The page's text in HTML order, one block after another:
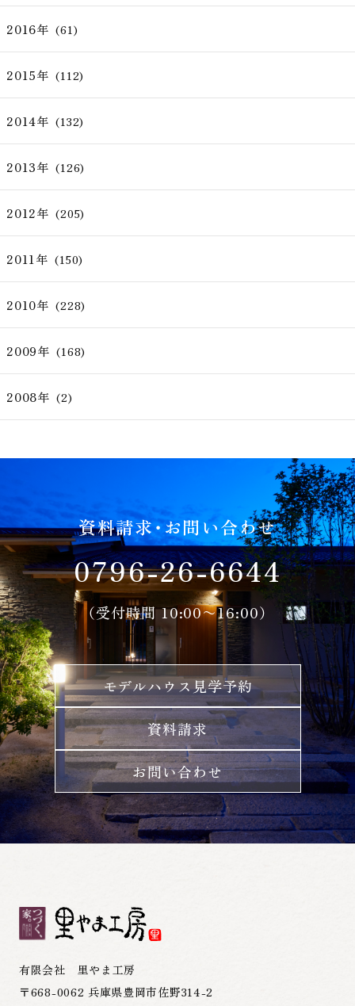
2016年 (61)
2015年 (112)
2014年 (132)
2013年 (126)
2012年 (205)
2011年 (150)
2010年 (228)
2009年 (168)
2008年 (2)
資料請求・お問い合わせ
0796-26-6644
（受付時間 10:00〜16:00）
モデルハウス見学予約
資料請求
お問い合わせ
有限会社 里やま工房
〒668-0062 兵庫県豊岡市佐野314-2